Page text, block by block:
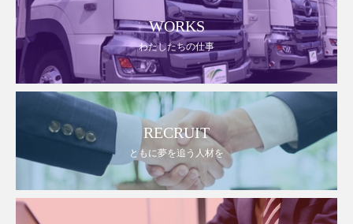
WORKS
わたしたちの仕事
RECRUIT
ともに夢を追う人材を